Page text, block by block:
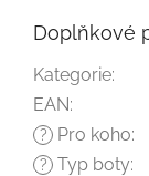
Doplňkové
Kategorie:
EAN:
? Pro koho:
? Typ boty: